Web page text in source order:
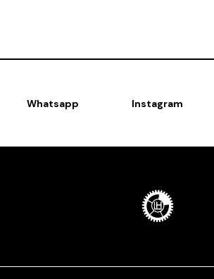
Whatsapp Instagram